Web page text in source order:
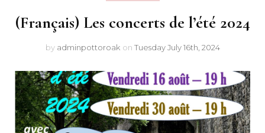
(Français) Les concerts de l’été 2024
by adminpottoroak on Tuesday July 16th, 2024